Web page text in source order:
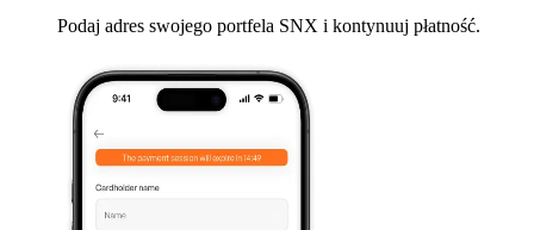
Podaj adres swojego portfela SNX i kontynuuj płatność.